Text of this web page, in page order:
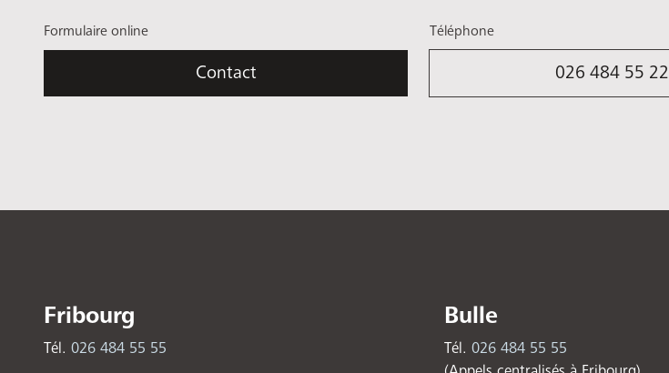
Formulaire online
Contact
Téléphone
026 484 55 22
Fribourg
Tél. 026 484 55 55
Bulle
Tél. 026 484 55 55